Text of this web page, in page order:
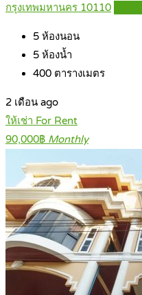
กรุงเทพมหานคร 10110
5 ห้องนอน
5 ห้องน้ำ
400 ตารางเมตร
2 เดือน ago
ให้เช่า For Rent
90,000฿ Monthly